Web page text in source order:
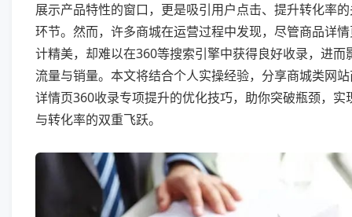
展示产品特性的窗口，更是吸引用户点击、提升转化率
环节。然而，许多商城在运营过程中发现，尽管商品详
计精美，却难以在360等搜索引擎中获得良好收录，进而
流量与销量。本文将结合个人实操经验，分享商城类网
详情页360收录专项提升的优化技巧，助你突破瓶颈，实
与转化率的双重飞跃。